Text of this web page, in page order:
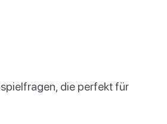
die perfekt für